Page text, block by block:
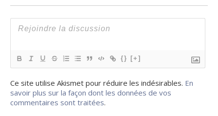
{} [+]
Ce site utilise Akismet pour réduire les indésirables. En
savoir plus sur la façon dont les données de vos
commentaires sont traitées.